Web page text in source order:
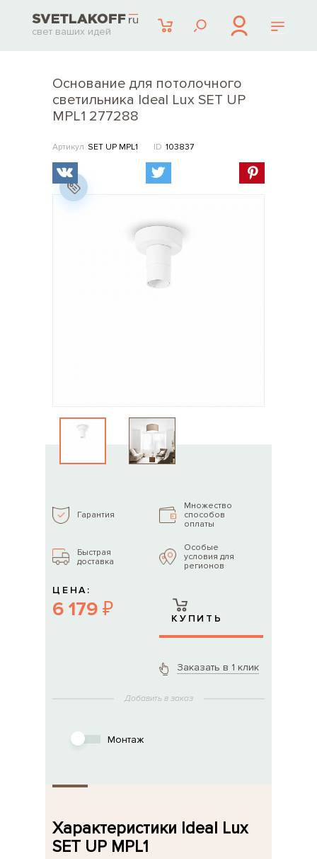
свет ваших идей
Основание для потолочного
светильника Ideal Lux SET UP
MPL1 277288
Артикул SET UP MPL1 ID 103837
Гарантия
Множество
способов
оплаты
Быстрая
доставка
Особые
условия для
регионов
ЦЕНА:
6 179 ₽ КУПИТЬ
Заказать в 1 клик
Добавить в заказ
Монтаж
Характеристики Ideal Lux
SET UP MPL1